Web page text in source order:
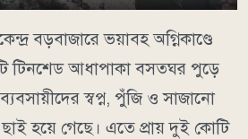
বড়বাজারে ভয়াবহ অগ্নিকাণ্ডে
টিনশেড আধাপাকা বসতঘর পুড়ে
স্বপ্ন, পুঁজি ও সাজানো
হয়ে গেছে। এতে প্রায় দুই কোটি